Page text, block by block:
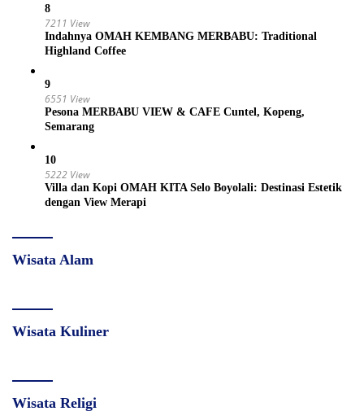
8
7211 View
Indahnya OMAH KEMBANG MERBABU: Traditional
Highland Coffee
9
6551 View
Pesona MERBABU VIEW & CAFE Cuntel, Kopeng,
Semarang
10
5222 View
Villa dan Kopi OMAH KITA Selo Boyolali: Destinasi Estetik
dengan View Merapi
Wisata Alam
Wisata Kuliner
Wisata Religi